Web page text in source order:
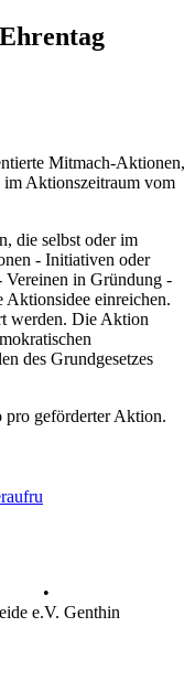
Mitmach-Aktionen,
Aktionszeitraum vom
die selbst oder im
- Initiativen oder
Vereinen in Gründung -
Aktionsidee einreichen.
werden. Die Aktion
des Grundgesetzes
pro geförderter Aktion.
•
e.V. Genthin